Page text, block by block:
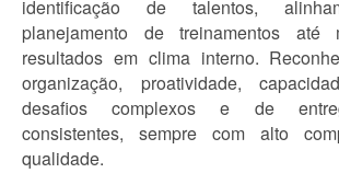
identificação de talentos,
planejamento de treinamentos até
resultados em clima interno.
organização, proatividade,
desafios complexos e de
consistentes, sempre com alto
qualidade.